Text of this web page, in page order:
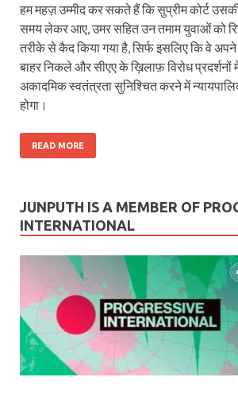
हम महज़ उम्मीद कर सकते हैं कि सुप्रीम कोर्ट
समय लेकर आए, उमर सहित उन तमाम युवाओं को
तरीके से कैद किया गया है, सिर्फ इसलिए कि वे
बाहर निकले और सीएए के ख़िलाफ़ विरोध प्रदर्शनों
अकादमिक स्‍वतंत्रता स‍ुनिश्चित करने में
होगा।
READ MORE
JUNPUTH IS A MEMBER OF
INTERNATIONAL